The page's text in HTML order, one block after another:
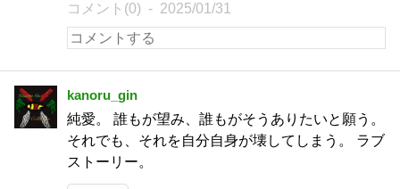
コメント(0) 2025/01/31
kanoru_gin
純愛。 誰もが望み、誰もがそうありたいと願う。
それでも、それを自分自身が壊してしまう。 ラブ
ストーリー。